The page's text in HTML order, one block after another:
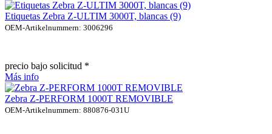
Etiquetas Zebra Z-ULTIM 3000T, blancas (9)
OEM-Artikelnummern: 3006296
precio bajo solicitud *
Más info
Zebra Z-PERFORM 1000T REMOVIBLE
OEM-Artikelnummern: 880876-031U